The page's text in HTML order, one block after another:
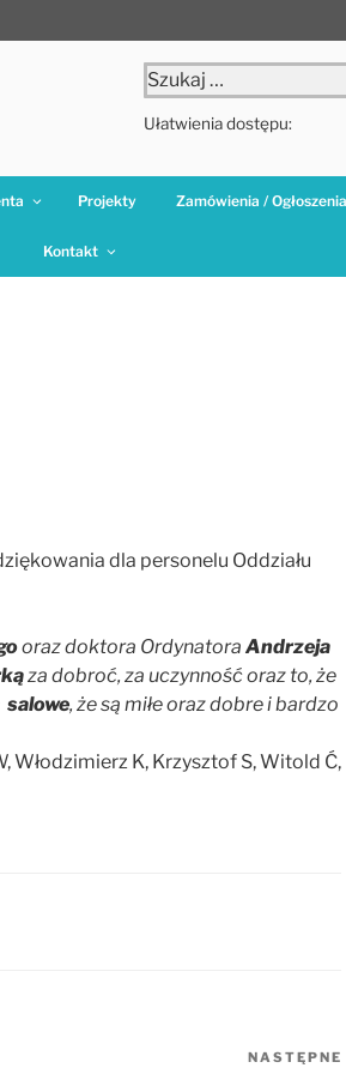
Szukaj:
Ułatwienia dostępu:
Projekty Zamówienia / Ogłoszenia
Kontakt
dla personelu Oddziału
oraz doktora OrdynatoraAndrzeja
za dobroć, za uczynność oraz to, że
salowe, że są miłe oraz dobre i bardzo
Włodzimierz K, Krzysztof S, Witold Ć,
NASTĘPNE